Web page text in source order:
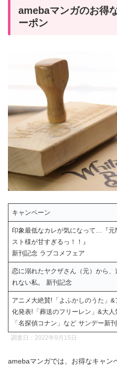
amebaマンガのお得
ーポン
キャンペーン
印象最低なカレが気になって…『元
スト様が甘すぎるっ！！』
新刊記念 ラブコメフェア
恋に溺れたヤクザさん（元）から、
れない私。 新刊記念
アニメ大絶賛!「よふかしのうた」&
化発表!「葬送のフリーレン」&大人
「名探偵コナン」など サンデー新
調査日：2022年9月15日
amebaマンガでは、お得なキャン